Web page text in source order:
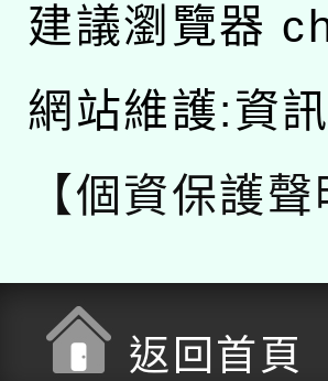
建議瀏覽器
網站維護:資
【個資保護聲
返回首頁